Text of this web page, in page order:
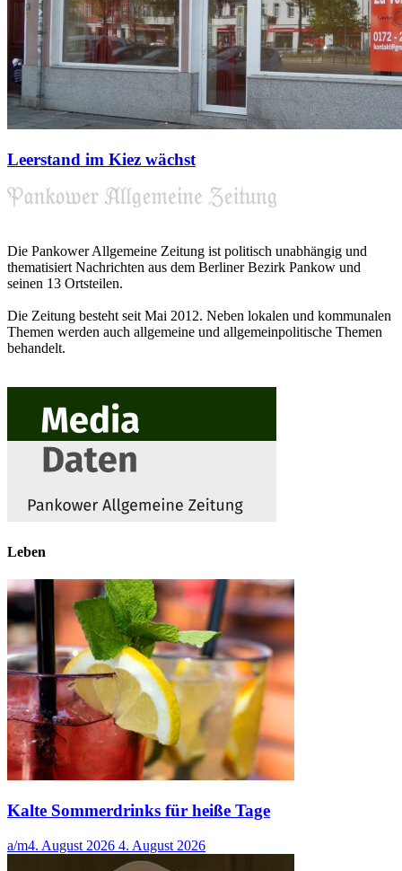
Leerstand im Kiez wächst
Die Pankower Allgemeine Zeitung ist politisch unabhängig und
thematisiert Nachrichten aus dem Berliner Bezirk Pankow und
seinen 13 Ortsteilen.
Die Zeitung besteht seit Mai 2012. Neben lokalen und kommunalen
Themen werden auch allgemeine und allgemeinpolitische Themen
behandelt.
Leben
Kalte Sommerdrinks für heiße Tage
a/m4. August 2026 4. August 2026